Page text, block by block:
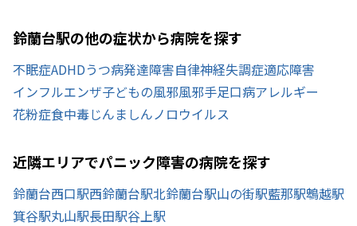
鈴蘭台駅の他の症状から病院を探す
不眠症ADHDうつ病発達障害自律神経失調症適応障害
インフルエンザ子どもの風邪風邪手足口病アレルギー
花粉症食中毒じんましんノロウイルス
近隣エリアでパニック障害の病院を探す
鈴蘭台西口駅西鈴蘭台駅北鈴蘭台駅山の街駅藍那駅鵯越駅
箕谷駅丸山駅長田駅谷上駅